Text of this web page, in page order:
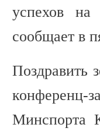
успехов на
сообщает в
Поздравить
конференц-
Минспорта